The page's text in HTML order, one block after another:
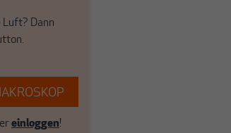
Luft? Dann
einloggen!